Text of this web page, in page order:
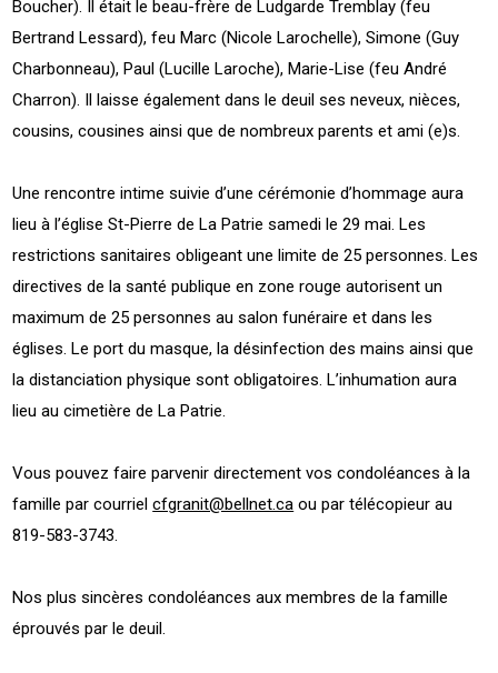
Boucher). Il était le beau-frère de Ludgarde Tremblay (feu
Bertrand Lessard), feu Marc (Nicole Larochelle), Simone (Guy
Charbonneau), Paul (Lucille Laroche), Marie-Lise (feu André
Charron). Il laisse également dans le deuil ses neveux, nièces,
cousins, cousines ainsi que de nombreux parents et ami (e)s.
Une rencontre intime suivie d’une cérémonie d’hommage aura
lieu à l’église St-Pierre de La Patrie samedi le 29 mai. Les
restrictions sanitaires obligeant une limite de 25 personnes. Les
directives de la santé publique en zone rouge autorisent un
maximum de 25 personnes au salon funéraire et dans les
églises. Le port du masque, la désinfection des mains ainsi que
la distanciation physique sont obligatoires. L’inhumation aura
lieu au cimetière de La Patrie.
Vous pouvez faire parvenir directement vos condoléances à la
famille par courrielcfgranit@bellnet.ca ou par télécopieur au
819-583-3743.
Nos plus sincères condoléances aux membres de la famille
éprouvés par le deuil.